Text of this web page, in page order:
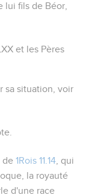
lui fils de Béor,
et les Pères
sa situation, voir
de1Rois 11.14 , qui
la royauté
d'une race